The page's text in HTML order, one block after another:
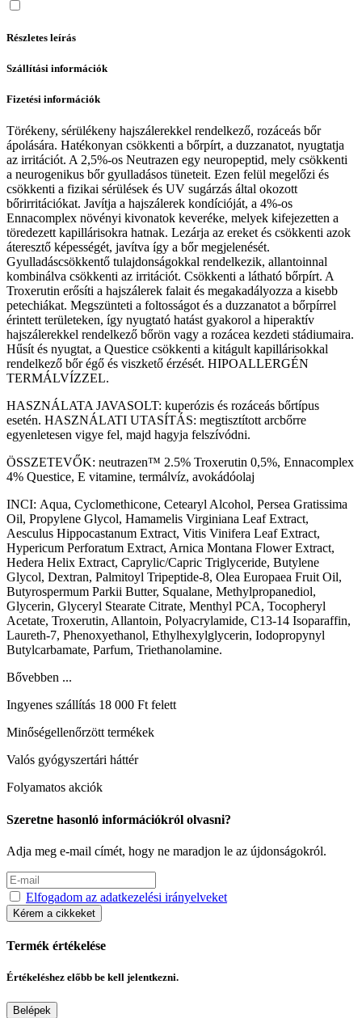
Részletes leírás
Szállítási információk
Fizetési információk
Törékeny, sérülékeny hajszálerekkel rendelkező, rozáceás bőr
ápolására. Hatékonyan csökkenti a bőrpírt, a duzzanatot, nyugtatja
az irritációt. A 2,5%-os Neutrazen egy neuropeptid, mely csökkenti
a neurogenikus bőr gyulladásos tüneteit. Ezen felül megelőzi és
csökkenti a fizikai sérülések és UV sugárzás által okozott
bőrirritációkat. Javítja a hajszálerek kondícióját, a 4%-os
Ennacomplex növényi kivonatok keveréke, melyek kifejezetten a
töredezett kapillárisokra hatnak. Lezárja az ereket és csökkenti azok
áteresztő képességét, javítva így a bőr megjelenését.
Gyulladáscsökkentő tulajdonságokkal rendelkezik, allantoinnal
kombinálva csökkenti az irritációt. Csökkenti a látható bőrpírt. A
Troxerutin erősíti a hajszálerek falait és megakadályozza a kisebb
petechiákat. Megszünteti a foltosságot és a duzzanatot a bőrpírrel
érintett területeken, így nyugtató hatást gyakorol a hiperaktív
hajszálerekkel rendelkező bőrön vagy a rozácea kezdeti stádiumaira.
Hűsít és nyugtat, a Questice csökkenti a kitágult kapillárisokkal
rendelkező bőr égő és viszkető érzését. HIPOALLERGÉN
TERMÁLVÍZZEL.
HASZNÁLATA JAVASOLT: kuperózis és rozáceás bőrtípus
esetén. HASZNÁLATI UTASÍTÁS: megtisztított arcbőrre
egyenletesen vigye fel, majd hagyja felszívódni.
ÖSSZETEVŐK: neutrazen™ 2.5% Troxerutin 0,5%, Ennacomplex
4% Questice, E vitamine, termálvíz, avokádóolaj
INCI: Aqua, Cyclomethicone, Cetearyl Alcohol, Persea Gratissima
Oil, Propylene Glycol, Hamamelis Virginiana Leaf Extract,
Aesculus Hippocastanum Extract, Vitis Vinifera Leaf Extract,
Hypericum Perforatum Extract, Arnica Montana Flower Extract,
Hedera Helix Extract, Caprylic/Capric Triglyceride, Butylene
Glycol, Dextran, Palmitoyl Tripeptide-8, Olea Europaea Fruit Oil,
Butyrospermum Parkii Butter, Squalane, Methylpropanediol,
Glycerin, Glyceryl Stearate Citrate, Menthyl PCA, Tocopheryl
Acetate, Troxerutin, Allantoin, Polyacrylamide, C13-14 Isoparaffin,
Laureth-7, Phenoxyethanol, Ethylhexylglycerin, Iodopropynyl
Butylcarbamate, Parfum, Triethanolamine.
Bővebben ...
Ingyenes szállítás 18 000 Ft felett
Minőségellenőrzött termékek
Valós gyógyszertári háttér
Folyamatos akciók
Szeretne hasonló információkról olvasni?
Adja meg e-mail címét, hogy ne maradjon le az újdonságokról.
Elfogadom az adatkezelési irányelveket
Kérem a cikkeket
Termék értékelése
Értékeléshez előbb be kell jelentkezni.
Belépek